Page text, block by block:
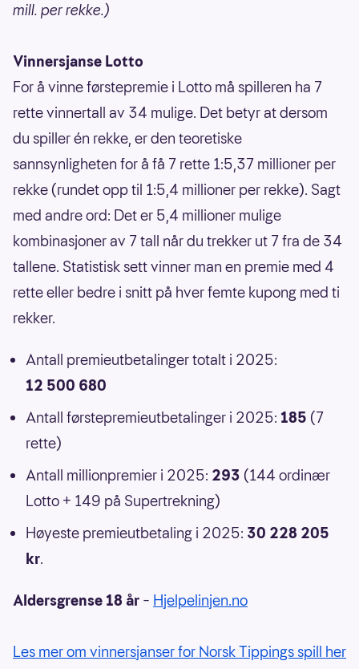
mill. per rekke.)
Vinnersjanse Lotto
For å vinne førstepremie i Lotto må spilleren ha 7
rette vinnertall av 34 mulige. Det betyr at dersom
du spiller én rekke, er den teoretiske
sannsynligheten for å få 7 rette 1:5,37 millioner per
rekke (rundet opp til 1:5,4 millioner per rekke). Sagt
med andre ord: Det er 5,4 millioner mulige
kombinasjoner av 7 tall når du trekker ut 7 fra de 34
tallene. Statistisk sett vinner man en premie med 4
rette eller bedre i snitt på hver femte kupong med ti
rekker.
Antall premieutbetalinger totalt i 2025:
12 500 680
Antall førstepremieutbetalinger i 2025: 185 (7
rette)
Antall millionpremier i 2025: 293 (144 ordinær
Lotto + 149 på Supertrekning)
Høyeste premieutbetaling i 2025: 30 228 205
kr.
Aldersgrense 18 år – Hjelpelinjen.no
Les mer om vinnersjanser for Norsk Tippings spill her